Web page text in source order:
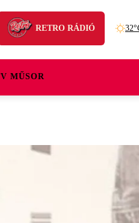
RETRO RÁDIÓ
MŰSOR